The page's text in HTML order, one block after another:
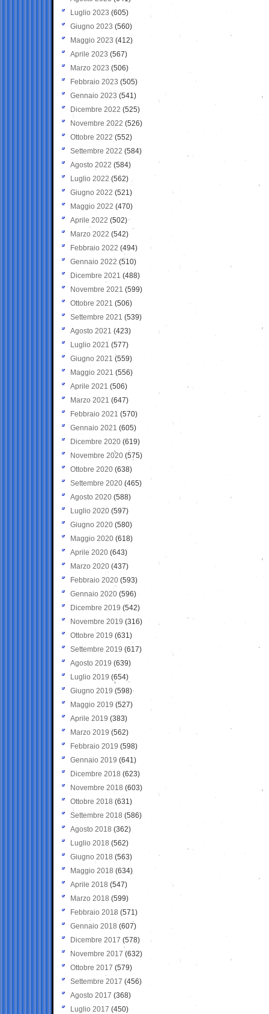
Luglio 2023 (605)
Giugno 2023 (560)
Maggio 2023 (412)
Aprile 2023 (567)
Marzo 2023 (506)
Febbraio 2023 (505)
Gennaio 2023 (541)
Dicembre 2022 (525)
Novembre 2022 (526)
Ottobre 2022 (552)
Settembre 2022 (584)
Agosto 2022 (584)
Luglio 2022 (562)
Giugno 2022 (521)
Maggio 2022 (470)
Aprile 2022 (502)
Marzo 2022 (542)
Febbraio 2022 (494)
Gennaio 2022 (510)
Dicembre 2021 (488)
Novembre 2021 (599)
Ottobre 2021 (506)
Settembre 2021 (539)
Agosto 2021 (423)
Luglio 2021 (577)
Giugno 2021(559)
Maggio 2021 (556)
Aprile 2021 (506)
Marzo 2021 (647)
Febbraio 2021 (570)
Gennaio 2021 (605)
Dicembre 2020 (619)
Novembre 2020 (575)
Ottobre 2020 (638)
Settembre 2020(465)
Agosto 2020 (588)
Luglio 2020 (597)
Giugno 2020 (580)
Maggio 2020 (618)
Aprile 2020 (643)
Marzo 2020 (437)
Febbraio 2020 (593)
Gennaio 2020 (596)
Dicembre 2019 (542)
Novembre 2019 (316)
Ottobre 2019 (631)
Settembre 2019 (617)
Agosto 2019 (639)
Luglio 2019 (654)
Giugno 2019 (598)
Maggio 2019 (527)
Aprile 2019 (383)
Marzo 2019 (562)
Febbraio 2019 (598)
Gennaio 2019 (641)
Dicembre 2018 (623)
Novembre 2018 (603)
Ottobre 2018 (631)
Settembre 2018 (586)
Agosto 2018 (362)
Luglio 2018 (562)
Giugno 2018 (563)
Maggio 2018 (634)
Aprile 2018 (547)
Marzo 2018 (599)
Febbraio 2018 (571)
Gennaio 2018 (607)
Dicembre 2017 (578)
Novembre 2017 (632)
Ottobre 2017 (579)
Settembre 2017 (456)
Agosto 2017 (368)
Luglio 2017 (450)